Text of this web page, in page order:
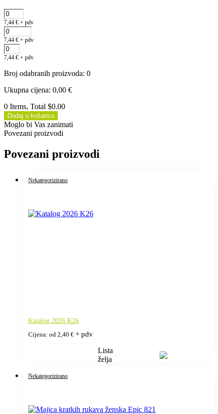
7,44 € + pdv
7,44 € + pdv
7,44 € + pdv
Broj odabranih proizvoda: 0
Ukupna cijena: 0,00 €
0 Items, Total $0.00
Dodaj u košaricu
Moglo bi Vas zanimati
Povezani proizvodi
Povezani proizvodi
Nekategorizirano
Katalog 2026 K26
Cijena: od 2,40 € + pdv
Lista
želja
Nekategorizirano